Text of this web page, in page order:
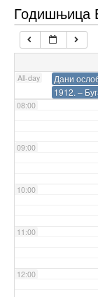
Годишњица
All-day
Дани
1912. –
06:00
08:00
09:00
10:00
11:00
12:00